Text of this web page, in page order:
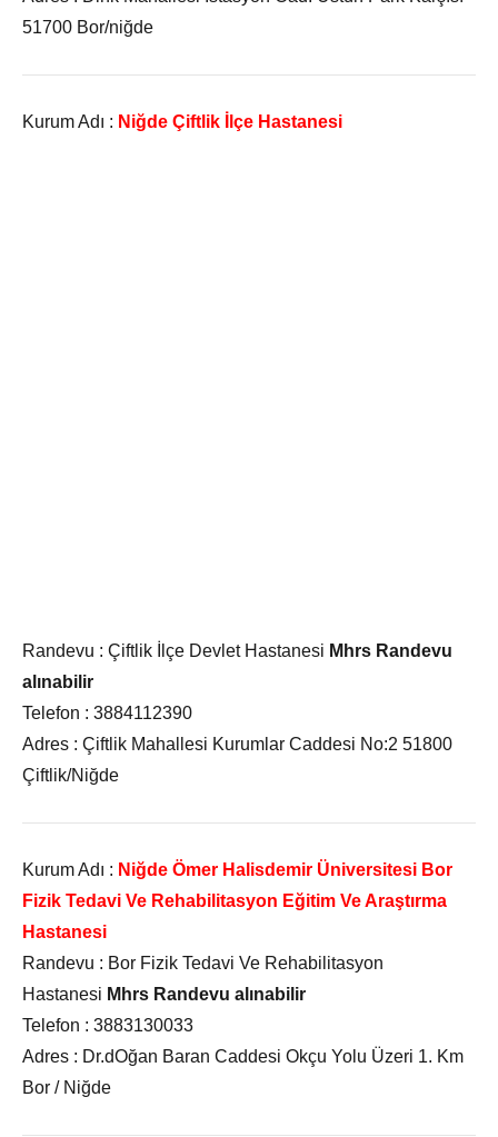
51700 Bor/niğde
Kurum Adı : Niğde Çiftlik İlçe Hastanesi
Randevu : Çiftlik İlçe Devlet Hastanesi Mhrs Randevu
alınabilir
Telefon : 3884112390
Adres : Çiftlik Mahallesi Kurumlar Caddesi No:2 51800
Çiftlik/Niğde
Kurum Adı : Niğde Ömer Halisdemir Üniversitesi Bor
Fizik Tedavi Ve Rehabilitasyon Eğitim Ve Araştırma
Hastanesi
Randevu : Bor Fizik Tedavi Ve Rehabilitasyon
Hastanesi Mhrs Randevu alınabilir
Telefon : 3883130033
Adres : Dr.dOğan Baran Caddesi Okçu Yolu Üzeri 1. Km
Bor / Niğde